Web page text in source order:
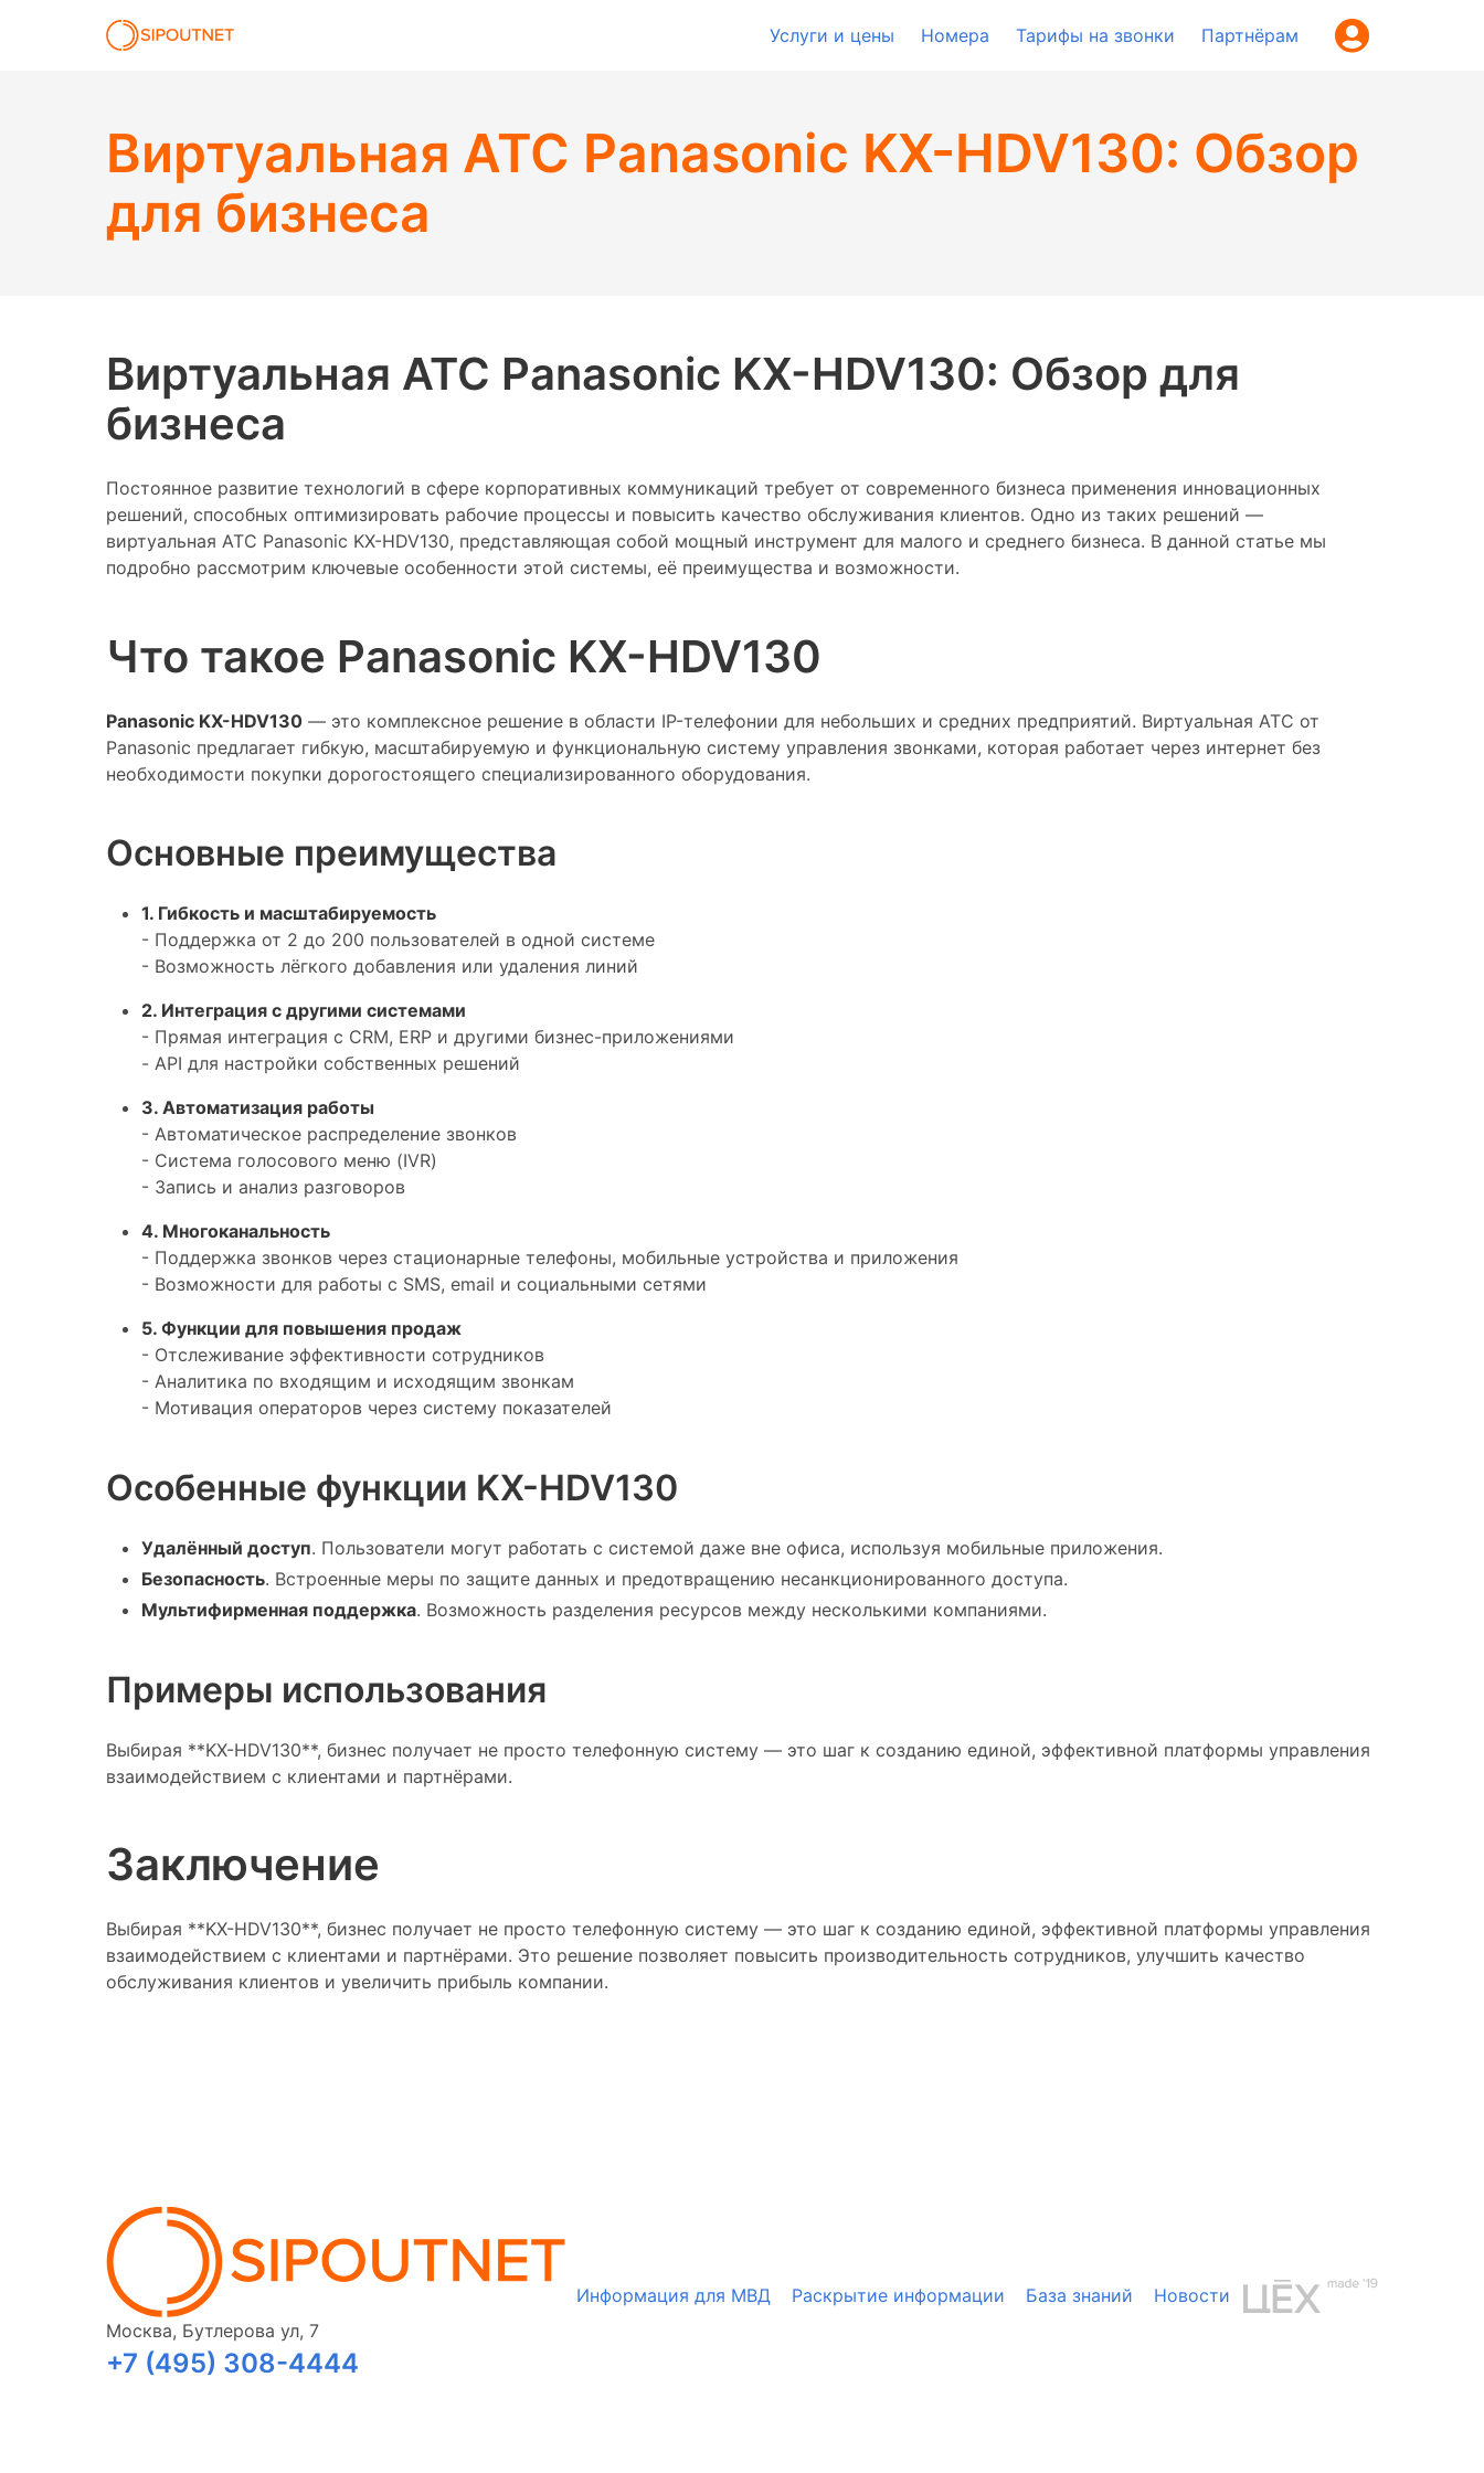
Услуги и цены Номера Тарифы на звонки Партнёрам
Виртуальная АТС Panasonic KX-HDV130: Обзор
для бизнеса
Виртуальная АТС Panasonic KX-HDV130: Обзор для
бизнеса
Постоянное развитие технологий в сфере корпоративных коммуникаций требует от современного бизнеса применения инновационных
решений, способных оптимизировать рабочие процессы и повысить качество обслуживания клиентов. Одно из таких решений —
виртуальная АТС Panasonic KX-HDV130, представляющая собой мощный инструмент для малого и среднего бизнеса. В данной статье мы
подробно рассмотрим ключевые особенности этой системы, её преимущества и возможности.
Что такое Panasonic KX-HDV130
Panasonic KX-HDV130 — это комплексное решение в области IP-телефонии для небольших и средних предприятий. Виртуальная АТС от
Panasonic предлагает гибкую, масштабируемую и функциональную систему управления звонками, которая работает через интернет без
необходимости покупки дорогостоящего специализированного оборудования.
Основные преимущества
1. Гибкость и масштабируемость
- Поддержка от 2 до 200 пользователей в одной системе
- Возможность лёгкого добавления или удаления линий
2. Интеграция с другими системами
- Прямая интеграция с CRM, ERP и другими бизнес-приложениями
- API для настройки собственных решений
3. Автоматизация работы
- Автоматическое распределение звонков
- Система голосового меню (IVR)
- Запись и анализ разговоров
4. Многоканальность
- Поддержка звонков через стационарные телефоны, мобильные устройства и приложения
- Возможности для работы с SMS, email и социальными сетями
5. Функции для повышения продаж
- Отслеживание эффективности сотрудников
- Аналитика по входящим и исходящим звонкам
- Мотивация операторов через систему показателей
Особенные функции KX-HDV130
Удалённый доступ. Пользователи могут работать с системой даже вне офиса, используя мобильные приложения.
Безопасность. Встроенные меры по защите данных и предотвращению несанкционированного доступа.
Мультифирменная поддержка. Возможность разделения ресурсов между несколькими компаниями.
Примеры использования
Выбирая **KX-HDV130**, бизнес получает не просто телефонную систему — это шаг к созданию единой, эффективной платформы управления
взаимодействием с клиентами и партнёрами.
Заключение
Выбирая **KX-HDV130**, бизнес получает не просто телефонную систему — это шаг к созданию единой, эффективной платформы управления
взаимодействием с клиентами и партнёрами. Это решение позволяет повысить производительность сотрудников, улучшить качество
обслуживания клиентов и увеличить прибыль компании.
Москва, Бутлерова ул, 7
+7 (495) 308-4444
Информация для МВД Раскрытие информации База знаний Новости